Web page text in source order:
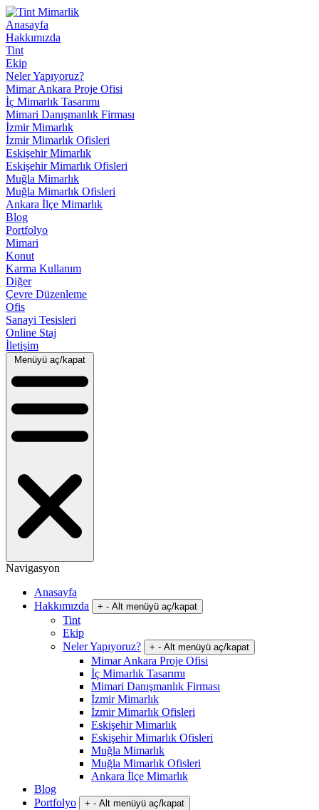
Anasayfa
Hakkımızda
Tint
Ekip
Neler Yapıyoruz?
Mimar Ankara Proje Ofisi
İç Mimarlık Tasarımı
Mimari Danışmanlık Firması
İzmir Mimarlık
İzmir Mimarlık Ofisleri
Eskişehir Mimarlık
Eskişehir Mimarlık Ofisleri
Muğla Mimarlık
Muğla Mimarlık Ofisleri
Ankara İlçe Mimarlık
Blog
Portfolyo
Mimari
Konut
Karma Kullanım
Diğer
Çevre Düzenleme
Ofis
Sanayi Tesisleri
Online Staj
İletişim
Menüyü aç/kapat
Navigasyon
Anasayfa
Hakkımızda
+ - Alt menüyü aç/kapat
Tint
Ekip
Neler Yapıyoruz?
+ - Alt menüyü aç/kapat
Mimar Ankara Proje Ofisi
İç Mimarlık Tasarımı
Mimari Danışmanlık Firması
İzmir Mimarlık
İzmir Mimarlık Ofisleri
Eskişehir Mimarlık
Eskişehir Mimarlık Ofisleri
Muğla Mimarlık
Muğla Mimarlık Ofisleri
Ankara İlçe Mimarlık
Blog
Portfolyo
+ - Alt menüyü aç/kapat